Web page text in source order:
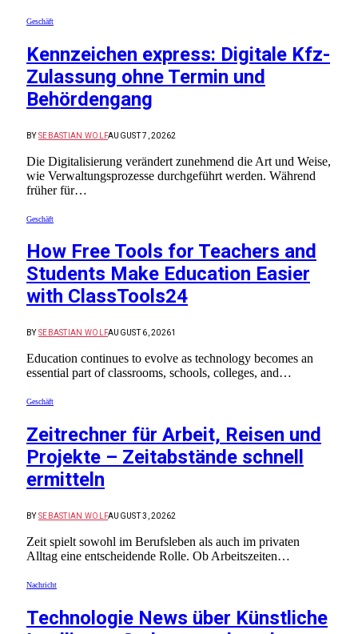
Geschäft
Kennzeichen express: Digitale Kfz-
Zulassung ohne Termin und
Behördengang
BY SEBASTIAN WOLFAUGUST 7, 20262
Die Digitalisierung verändert zunehmend die Art und Weise,
wie Verwaltungsprozesse durchgeführt werden. Während
früher für…
Geschäft
How Free Tools for Teachers and
Students Make Education Easier
with ClassTools24
BY SEBASTIAN WOLFAUGUST 6, 20261
Education continues to evolve as technology becomes an
essential part of classrooms, schools, colleges, and…
Geschäft
Zeitrechner für Arbeit, Reisen und
Projekte – Zeitabstände schnell
ermitteln
BY SEBASTIAN WOLFAUGUST 3, 20262
Zeit spielt sowohl im Berufsleben als auch im privaten
Alltag eine entscheidende Rolle. Ob Arbeitszeiten…
Nachricht
Technologie News über Künstliche